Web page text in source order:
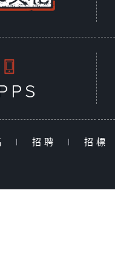
| 招聘 | 招標